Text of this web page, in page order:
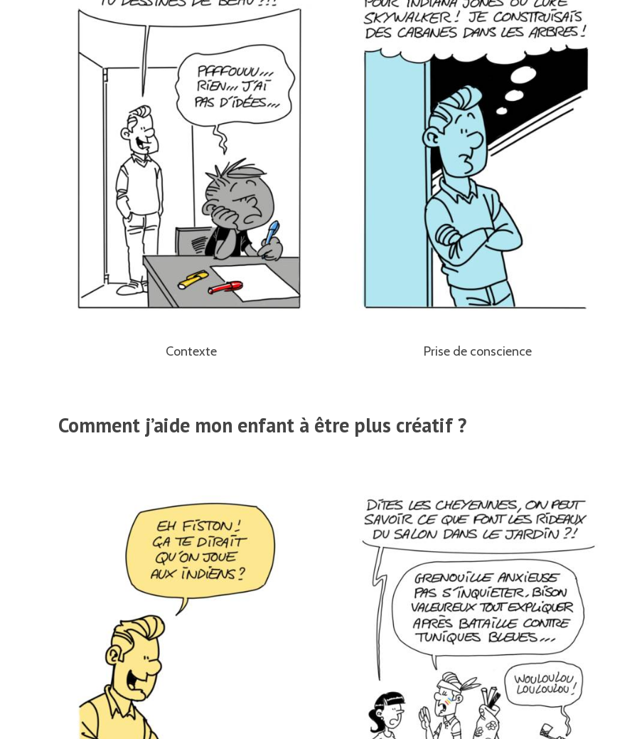
Contexte Prise de conscience
Comment j’aide mon enfant à être plus créatif ?